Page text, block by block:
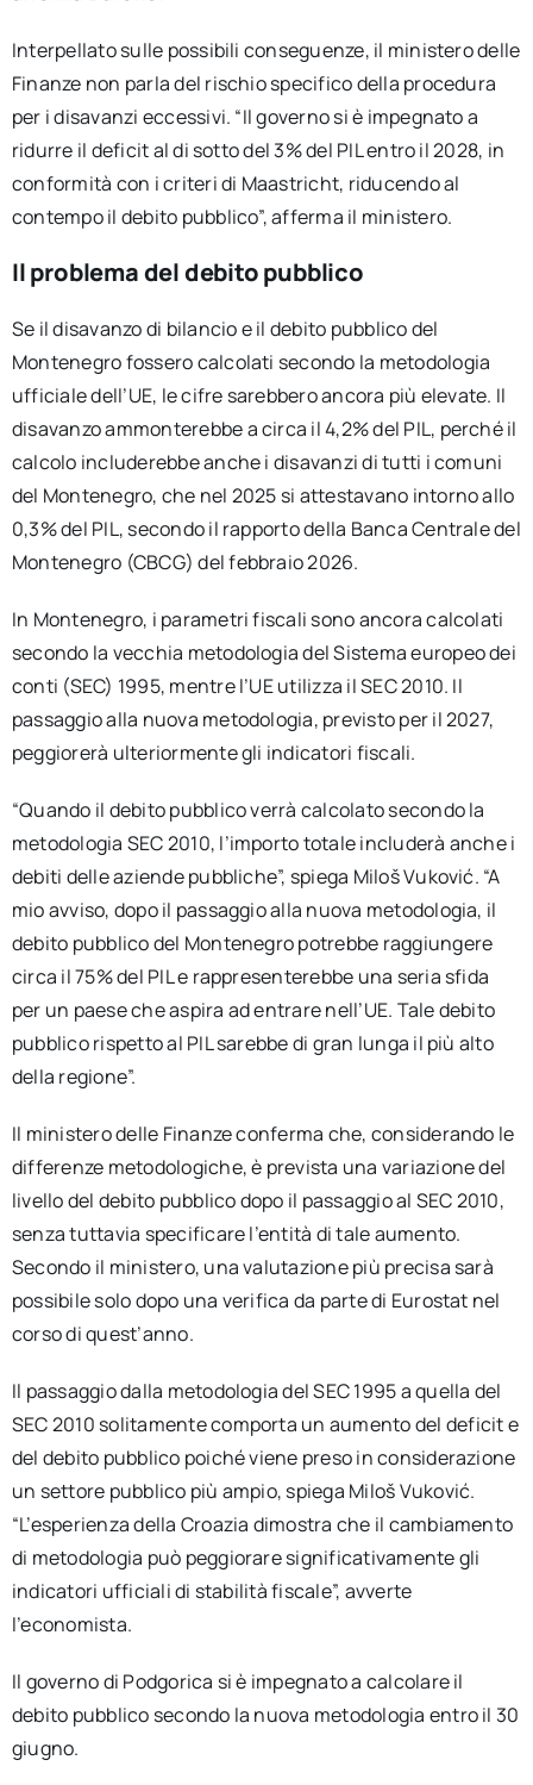
Interpellato sulle possibili conseguenze, il ministero delle
Finanze non parla del rischio specifico della procedura
per i disavanzi eccessivi. “Il governo si è impegnato a
ridurre il deficit al di sotto del 3% del PIL entro il 2028, in
conformità con i criteri di Maastricht, riducendo al
contempo il debito pubblico”, afferma il ministero.
Il problema del debito pubblico
Se il disavanzo di bilancio e il debito pubblico del
Montenegro fossero calcolati secondo la metodologia
ufficiale dell’UE, le cifre sarebbero ancora più elevate. Il
disavanzo ammonterebbe a circa il 4,2% del PIL, perché il
calcolo includerebbe anche i disavanzi di tutti i comuni
del Montenegro, che nel 2025 si attestavano intorno allo
0,3% del PIL, secondo il rapporto della Banca Centrale del
Montenegro (CBCG) del febbraio 2026.
In Montenegro, i parametri fiscali sono ancora calcolati
secondo la vecchia metodologia del Sistema europeo dei
conti (SEC) 1995, mentre l’UE utilizza il SEC 2010. Il
passaggio alla nuova metodologia, previsto per il 2027,
peggiorerà ulteriormente gli indicatori fiscali.
“Quando il debito pubblico verrà calcolato secondo la
metodologia SEC 2010, l’importo totale includerà anche i
debiti delle aziende pubbliche”, spiega Miloš Vuković. “A
mio avviso, dopo il passaggio alla nuova metodologia, il
debito pubblico del Montenegro potrebbe raggiungere
circa il 75% del PIL e rappresenterebbe una seria sfida
per un paese che aspira ad entrare nell’UE. Tale debito
pubblico rispetto al PIL sarebbe di gran lunga il più alto
della regione”.
Il ministero delle Finanze conferma che, considerando le
differenze metodologiche, è prevista una variazione del
livello del debito pubblico dopo il passaggio al SEC 2010,
senza tuttavia specificare l’entità di tale aumento.
Secondo il ministero, una valutazione più precisa sarà
possibile solo dopo una verifica da parte di Eurostat nel
corso di quest’anno.
Il passaggio dalla metodologia del SEC 1995 a quella del
SEC 2010 solitamente comporta un aumento del deficit e
del debito pubblico poiché viene preso in considerazione
un settore pubblico più ampio, spiega Miloš Vuković.
“L’esperienza della Croazia dimostra che il cambiamento
di metodologia può peggiorare significativamente gli
indicatori ufficiali di stabilità fiscale”, avverte
l’economista.
Il governo di Podgorica si è impegnato a calcolare il
debito pubblico secondo la nuova metodologia entro il 30
giugno.